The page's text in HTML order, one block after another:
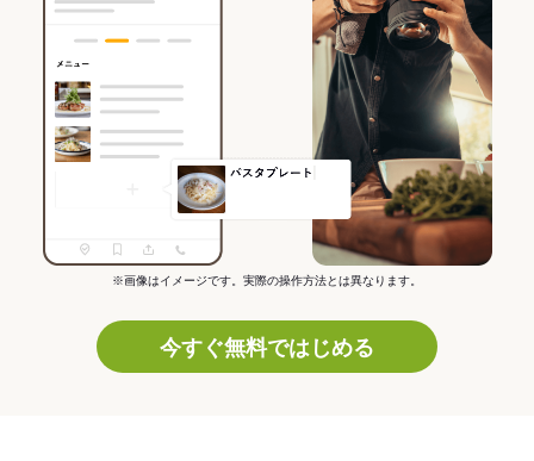
※画像はイメージです。実際の操作方法とは異なります。
今すぐ無料ではじめる